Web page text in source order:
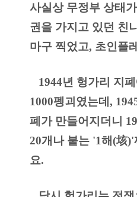
사실상 무정부 상태
권을 가지고 있던 친
마구 찍었고, 초인플
1000펭괴였는데,
폐가 만들어지더니
20개나 붙는 '1해(垓)'
요.